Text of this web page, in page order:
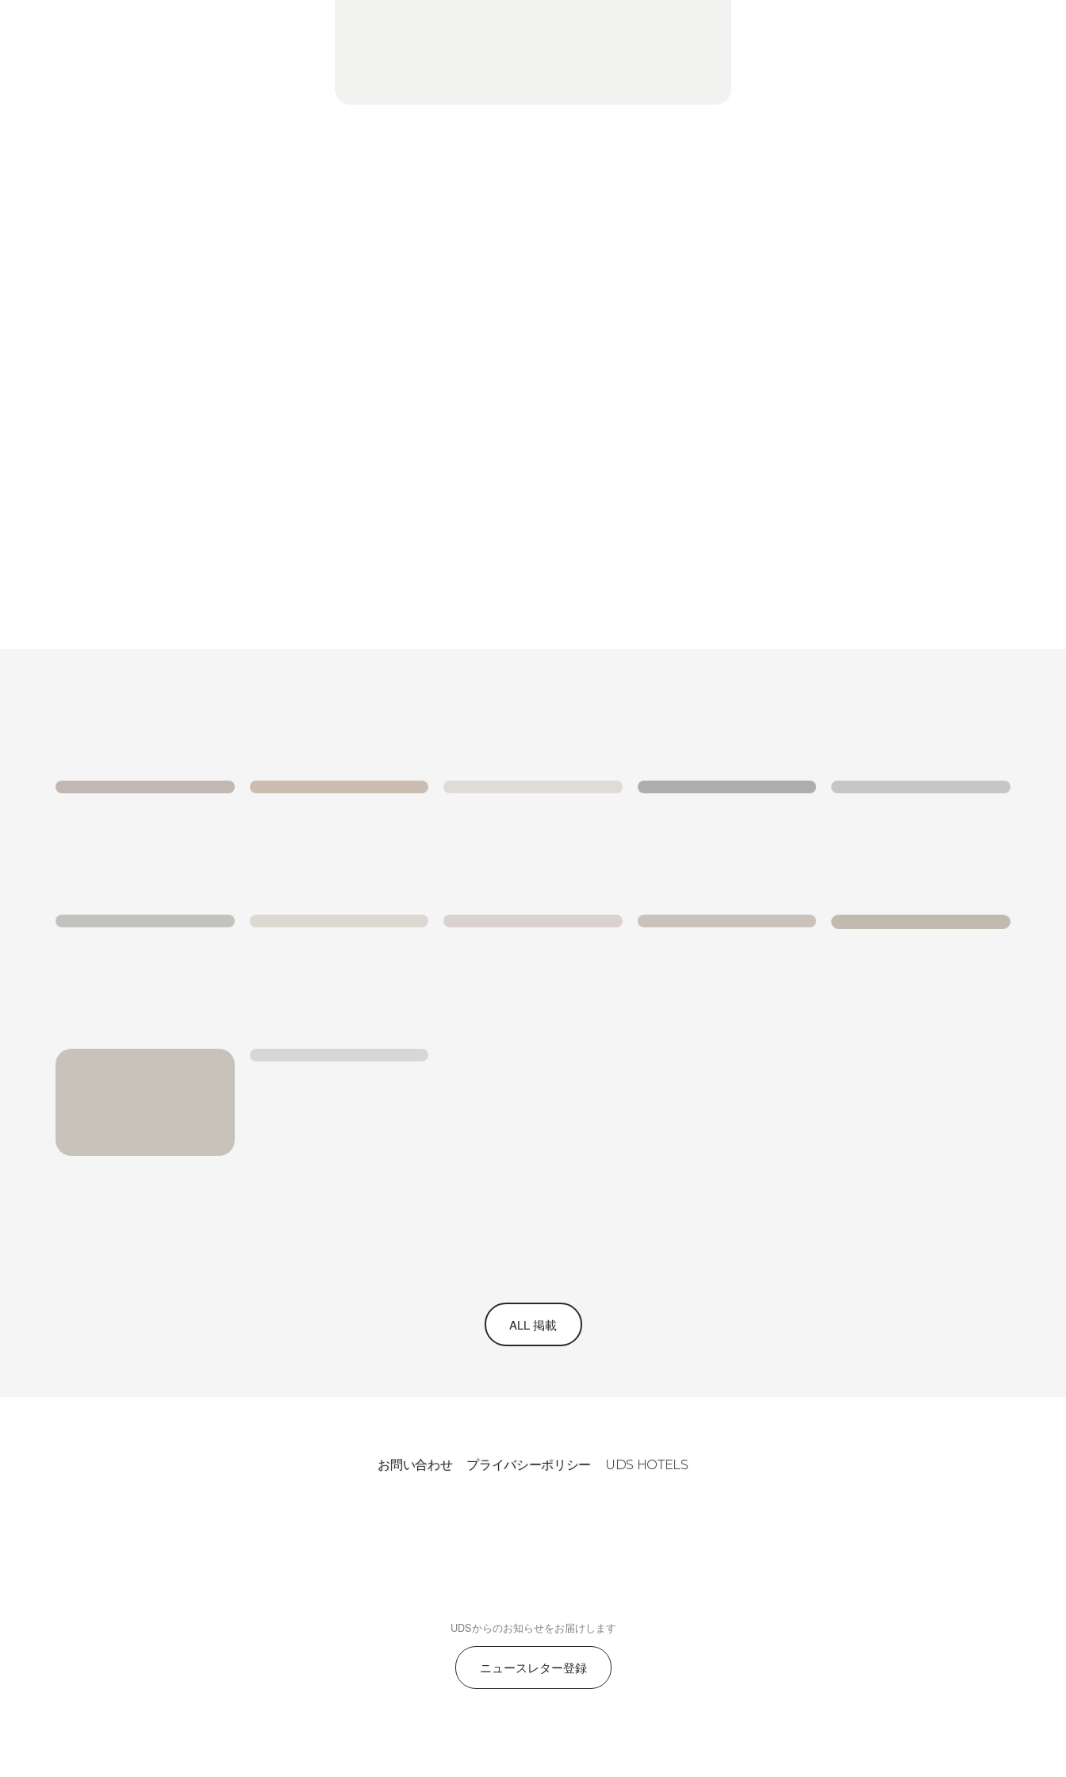
ALL 掲載
お問い合わせ プライバシーポリシー UDS HOTELS
UDSからのお知らせをお届けします
ニュースレター登録